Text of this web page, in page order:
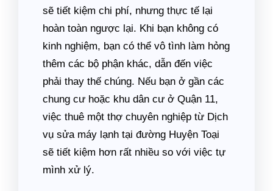
sẽ tiết kiệm chi phí, nhưng thực tế lại
hoàn toàn ngược lại. Khi bạn không có
kinh nghiệm, bạn có thể vô tình làm hỏng
thêm các bộ phận khác, dẫn đến việc
phải thay thế chúng. Nếu bạn ở gần các
chung cư hoặc khu dân cư ở Quận 11,
việc thuê một thợ chuyên nghiệp từ Dịch
vụ sửa máy lạnh tại đường Huyện Toại
sẽ tiết kiệm hơn rất nhiều so với việc tự
mình xử lý.